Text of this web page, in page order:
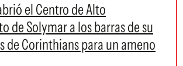
el Centro de Alto
de Solymar a los barras de su
de Corinthians para un ameno